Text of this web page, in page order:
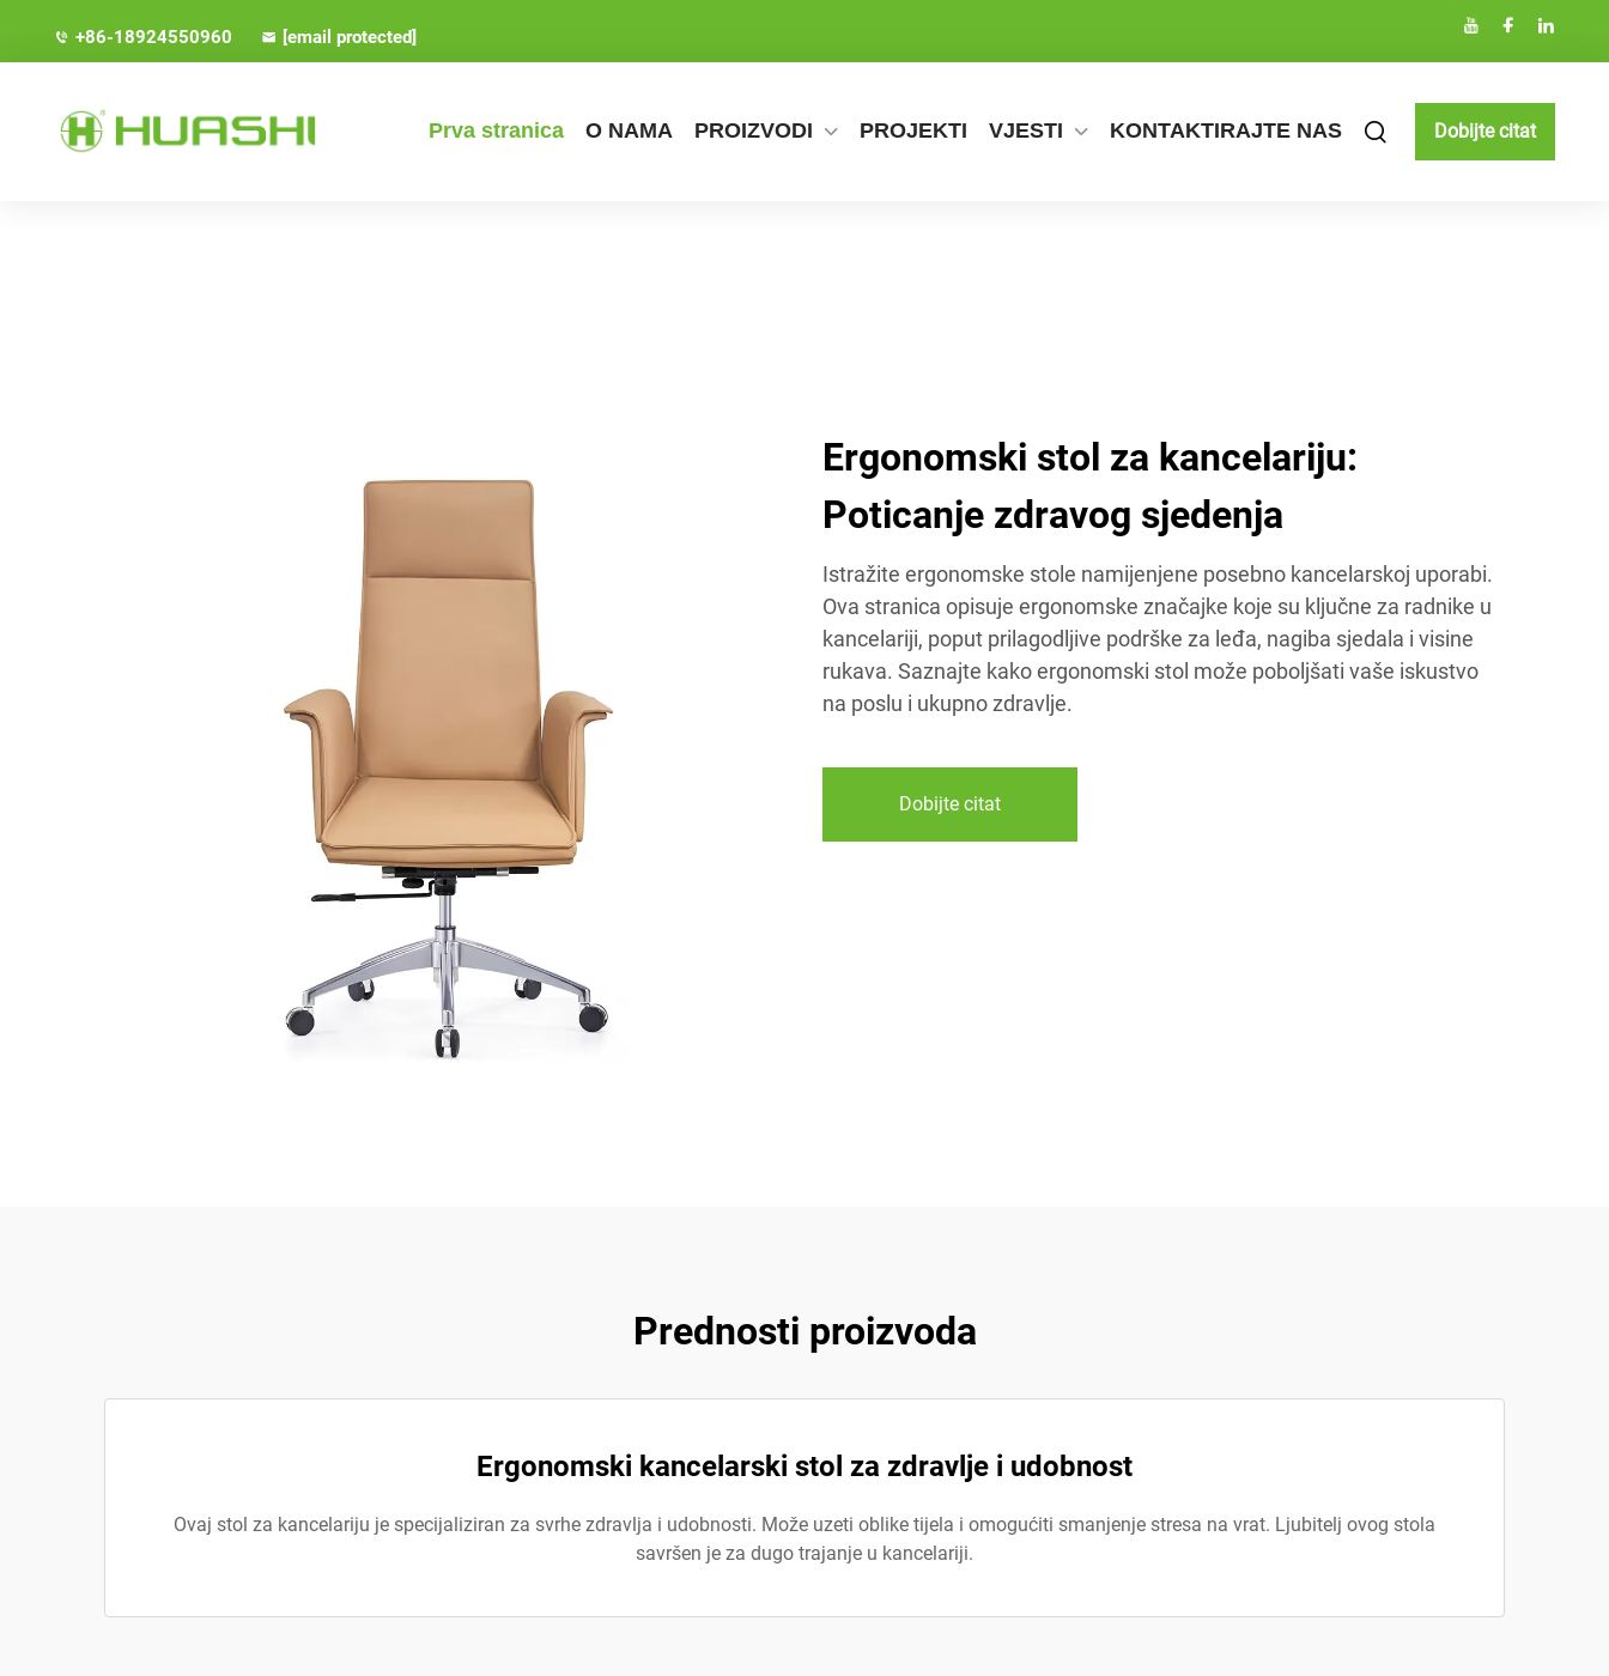
+86-18924550960 [email protected]
Prva stranica O NAMA PROIZVODI PROJEKTI VJESTI KONTAKTIRAJTE NAS Dobijte citat
Ergonomski stol za kancelariju:
Poticanje zdravog sjedenja
Istražite ergonomske stole namijenjene posebno kancelarskoj uporabi.
Ova stranica opisuje ergonomske značajke koje su ključne za radnike u
kancelariji, poput prilagodljive podrške za leđa, nagiba sjedala i visine
rukava. Saznajte kako ergonomski stol može poboljšati vaše iskustvo
na poslu i ukupno zdravlje.
Dobijte citat
Prednosti proizvoda
Ergonomski kancelarski stol za zdravlje i udobnost
Ovaj stol za kancelariju je specijaliziran za svrhe zdravlja i udobnosti. Može uzeti oblike tijela i omogućiti smanjenje stresa na vrat. Ljubitelj ovog stola
savršen je za dugo trajanje u kancelariji.